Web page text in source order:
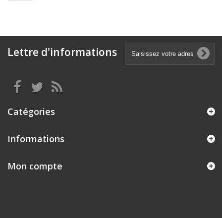
Lettre d'informations
Catégories
Informations
Mon compte